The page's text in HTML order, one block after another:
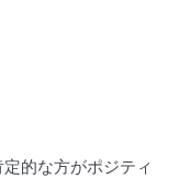
的な方がポジティ